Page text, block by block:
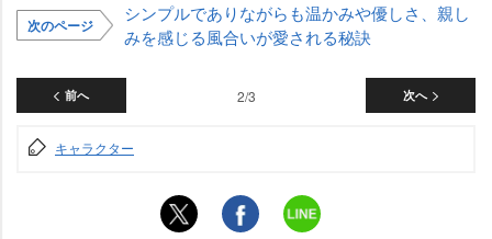
次のページ
シンプルでありながらも温かみや優しさ、親し
みを感じる風合いが愛される秘訣
前へ 次へ
2/3
キャラクター